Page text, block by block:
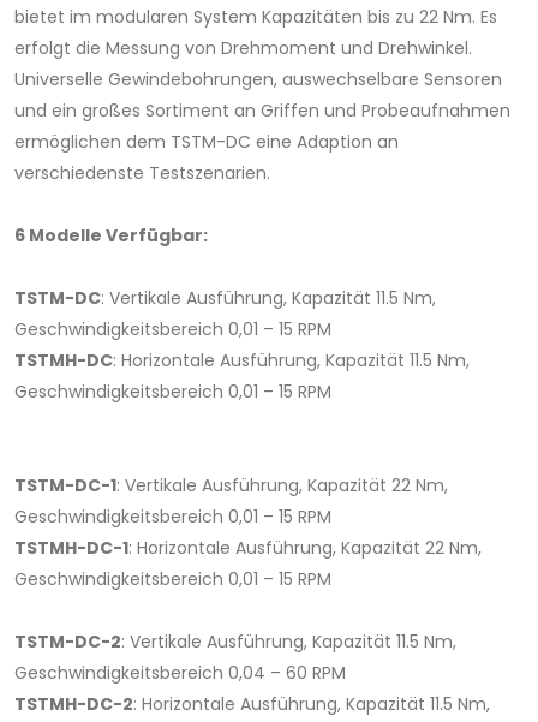
bietet im modularen System Kapazitäten bis zu 22 Nm. Es
erfolgt die Messung von Drehmoment und Drehwinkel.
Universelle Gewindebohrungen, auswechselbare Sensoren
und ein großes Sortiment an Griffen und Probeaufnahmen
ermöglichen dem TSTM-DC eine Adaption an
verschiedenste Testszenarien.
6 Modelle Verfügbar:
TSTM-DC: Vertikale Ausführung, Kapazität 11.5 Nm,
Geschwindigkeitsbereich 0,01 – 15 RPM
TSTMH-DC: Horizontale Ausführung, Kapazität 11.5 Nm,
Geschwindigkeitsbereich 0,01 – 15 RPM
TSTM-DC-1: Vertikale Ausführung, Kapazität 22 Nm,
Geschwindigkeitsbereich 0,01 – 15 RPM
TSTMH-DC-1: Horizontale Ausführung, Kapazität 22 Nm,
Geschwindigkeitsbereich 0,01 – 15 RPM
TSTM-DC-2: Vertikale Ausführung, Kapazität 11.5 Nm,
Geschwindigkeitsbereich 0,04 – 60 RPM
TSTMH-DC-2: Horizontale Ausführung, Kapazität 11.5 Nm,